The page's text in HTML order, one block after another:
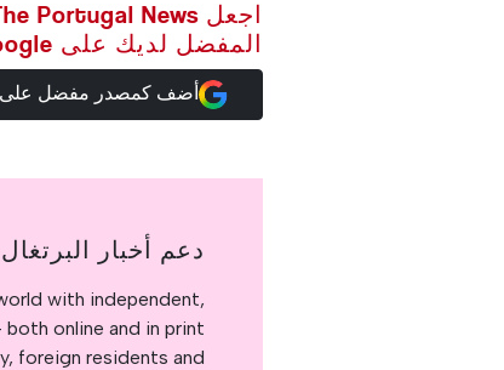
المفضل لديك على Google
أضف كمصدر مفضل على Google
دعم أخبار البرتغال
with independent,
online and in print.
foreign residents and